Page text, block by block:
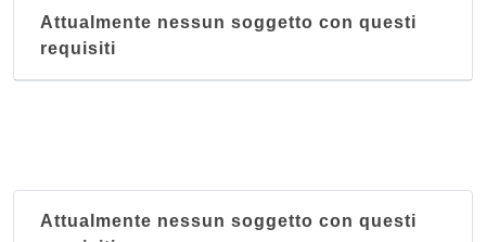
Attualmente nessun soggetto con questi
requisiti
Attualmente nessun soggetto con questi